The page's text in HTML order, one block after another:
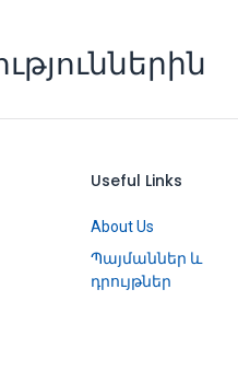
Useful Links
About Us
Պայմաններ և
դրույթներ